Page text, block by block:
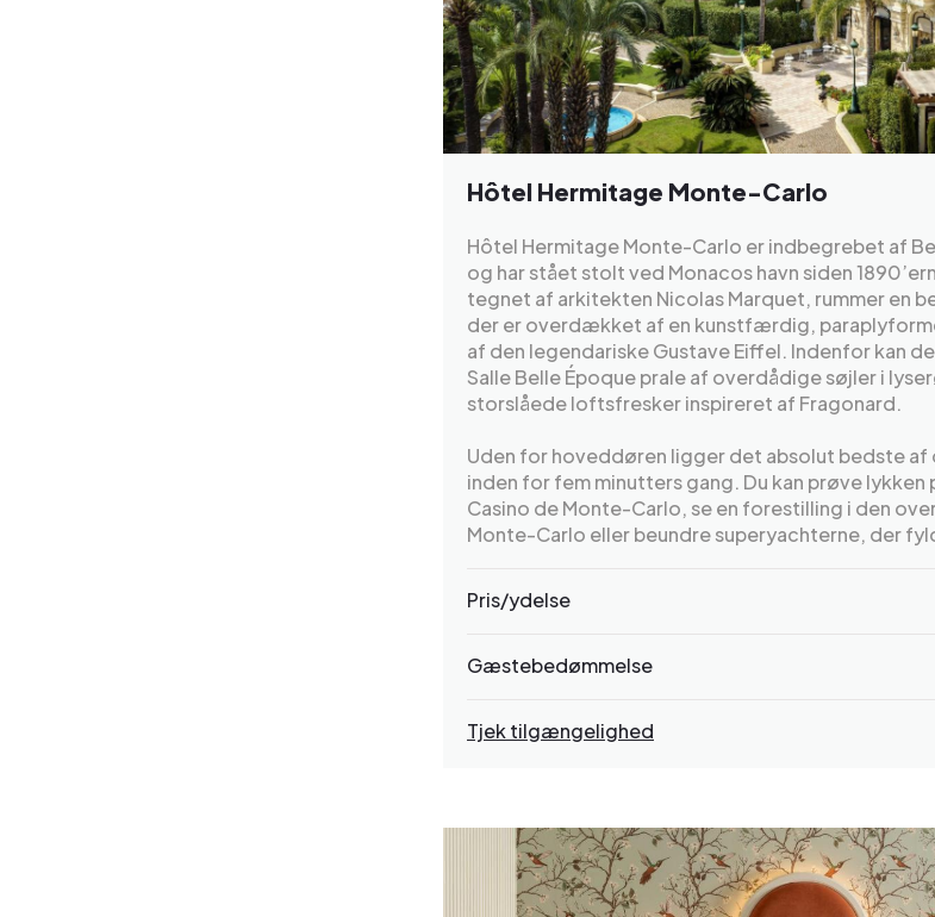
Hôtel Hermitage Monte-Carlo
Hôtel Hermitage Monte-Carlo er indbegrebet af
og har stået stolt ved Monacos havn siden
tegnet af arkitekten Nicolas Marquet, rummer en
der er overdækket af en kunstfærdig,
af den legendariske Gustave Eiffel. Indenfor kan
Salle Belle Époque prale af overdådige søjler i
storslåede loftsfresker inspireret af Fragonard.
Uden for hoveddøren ligger det absolut bedste af
inden for fem minutters gang. Du kan prøve
Casino de Monte-Carlo, se en forestilling i den
Monte-Carlo eller beundre superyachterne, der
Pris/ydelse
Gæstebedømmelse
Tjek tilgængelighed